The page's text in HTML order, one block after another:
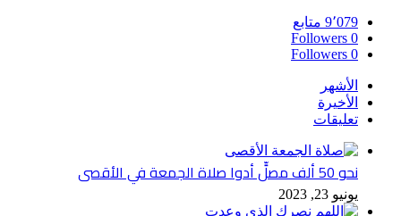
9٬079 متابع
0
Followers
0
Followers
الأشهر
الأخيرة
تعليقات
نحو 50 ألف مصلٍّ أدوا صلاة الجمعة في الأقصى
يونيو 23, 2023